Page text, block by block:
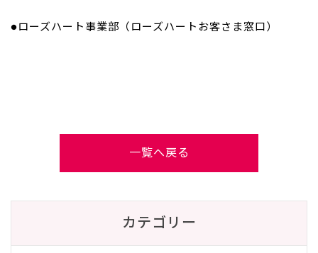
●ローズハート事業部（ローズハートお客さま窓口）
一覧へ戻る
カテゴリー